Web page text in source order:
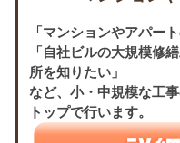
「マンションやアパー
「自社ビルの大規模修
所を知りたい」
など、小・中規模な工
トップで行います。